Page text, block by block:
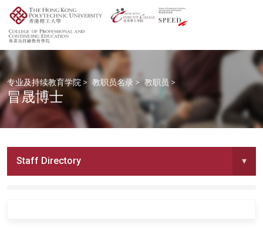
专业及持续教育学院 > 教职员名录 > 教职员 >
冒晟博士
Staff Directory ▾